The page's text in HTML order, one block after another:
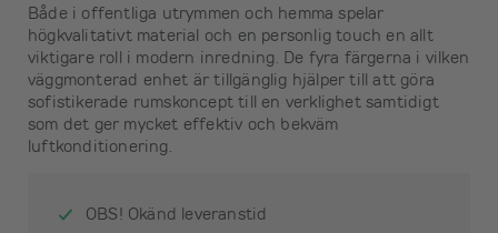
Både i offentliga utrymmen och hemma spelar
högkvalitativt material och en personlig touch en allt
viktigare roll i modern inredning. De fyra färgerna i vilken
väggmonterad enhet är tillgänglig hjälper till att göra
sofistikerade rumskoncept till en verklighet samtidigt
som det ger mycket effektiv och bekväm
luftkonditionering.
OBS! Okänd leveranstid